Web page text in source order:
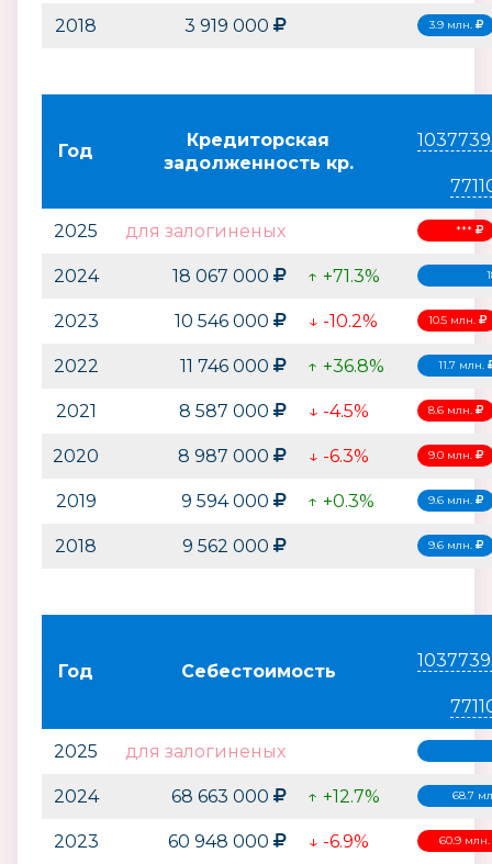
2018 3 919 000 3.9 млн.
Год
Кредиторская
задолженность кр.
2025 для залогиненых ***
2024 18 067 000 ↑ +71.3%
2023 10 546 000 ↓ -10.2% 10.5 млн.
2022 11 746 000 ↑ +36.8% 11.7 млн.
2021 8 587 000 ↓ -4.5% 8.6 млн.
2020 8 987 000 ↓ -6.3% 9.0 млн.
2019 9 594 000 ↑ +0.3% 9.6 млн.
2018 9 562 000 9.6 млн.
Год Себестоимость
2025 для залогиненых
2024 68 663 000 ↑ +12.7% 68.7
2023 60 948 000 ↓ -6.9% 60.9